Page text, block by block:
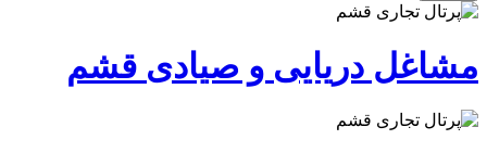
مشاغل دریایی و صیادی قشم